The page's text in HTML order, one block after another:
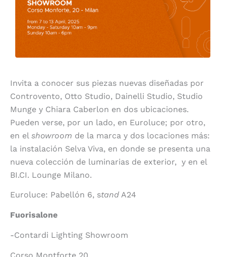
Invita a conocer sus piezas nuevas diseñadas por
Controvento, Otto Studio, Dainelli Studio, Studio
Munge y Chiara Caberlon en dos ubicaciones.
Pueden verse, por un lado, en Euroluce; por otro,
en el showroom de la marca y dos locaciones más:
la instalación Selva Viva, en donde se presenta una
nueva colección de luminarias de exterior, y en el
BI.CI. Lounge Milano.
Euroluce: Pabellón 6, stand A24
Fuorisalone
-Contardi Lighting Showroom
Corso Montforte 20